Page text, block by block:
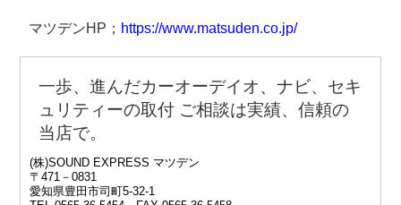
マツデンHP； https://www.matsuden.co.jp/
一歩、進んだカーオーデイオ、ナビ、セキ
ュリティーの取付 ご相談は実績、信頼の
当店で。
(株)SOUND EXPRESS マツデン
〒471－0831
愛知県豊田市司町5‐32‐1